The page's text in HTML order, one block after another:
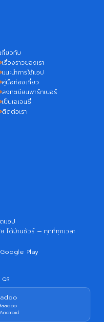
เกี่ยวกับ
เรื่องราวของเรา
แนะนำการใช้แอป
คู่มือท่องเที่ยว
ลงทะเบียนพาร์ทเนอร์
เป็นเอเจนซี่
ติดต่อเรา
แอป
ได้บ้านชัวร์ — ทุกที่ทุกเวลา
QR